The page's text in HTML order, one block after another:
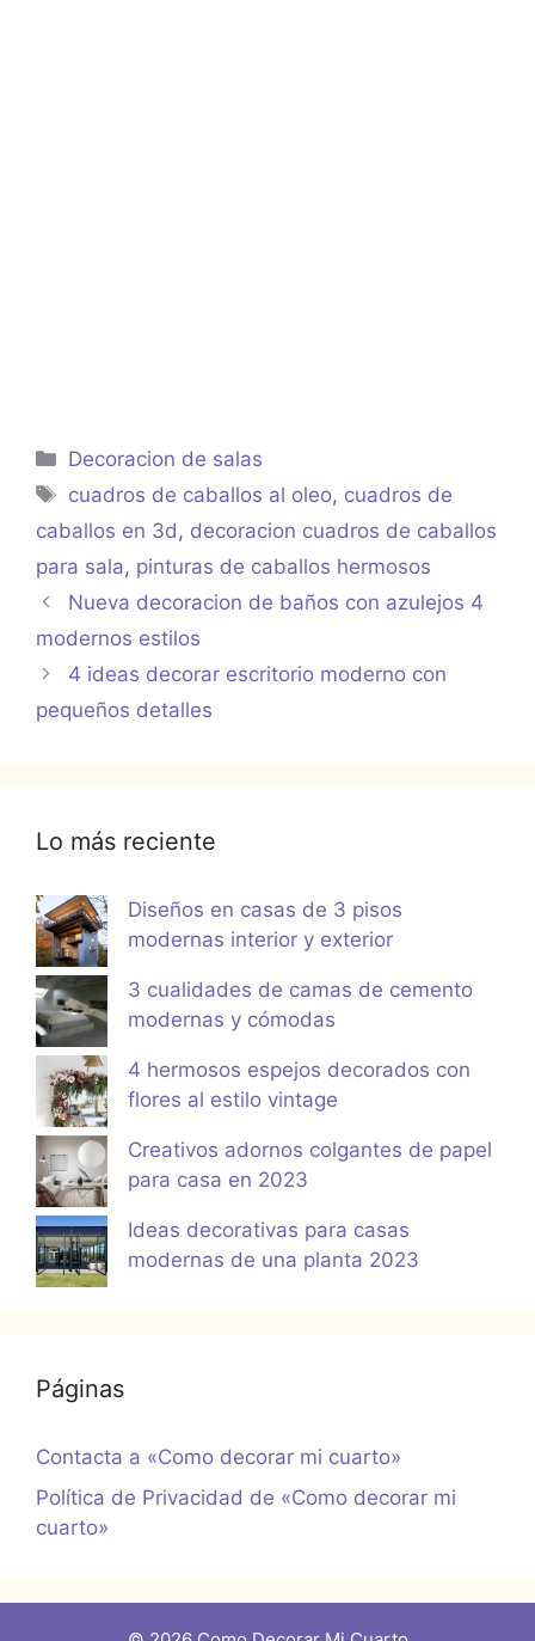
Categorías
Decoracion de salas
Etiquetas
cuadros de caballos al oleo, cuadros de
caballos en 3d, decoracion cuadros de caballos
para sala, pinturas de caballos hermosos
Nueva decoracion de baños con azulejos 4
modernos estilos
4 ideas decorar escritorio moderno con
pequeños detalles
Lo más reciente
Diseños en casas de 3 pisos
modernas interior y exterior
3 cualidades de camas de cemento
modernas y cómodas
4 hermosos espejos decorados con
flores al estilo vintage
Creativos adornos colgantes de papel
para casa en 2023
Ideas decorativas para casas
modernas de una planta 2023
Páginas
Contacta a «Como decorar mi cuarto»
Política de Privacidad de «Como decorar mi
cuarto»